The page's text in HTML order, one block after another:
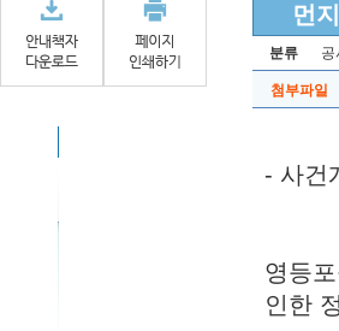
먼
분류 공
첨부파일
- 사건
영등
인한